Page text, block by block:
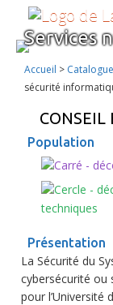
À PROPOS
ENT
Services
Accueil >
sécurité
CONSEIL
Population
techniques
Présentation
La Sécurité du
cybersécurité ou
pour l’Université